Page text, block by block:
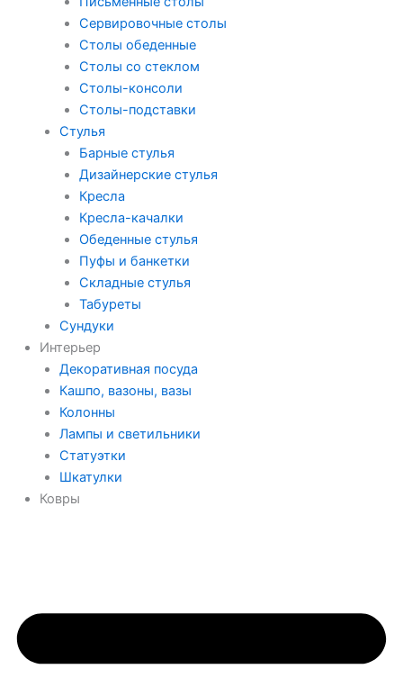
Сервировочные столы
Столы обеденные
Столы со стеклом
Столы-консоли
Столы-подставки
Стулья
Барные стулья
Дизайнерские стулья
Кресла
Кресла-качалки
Обеденные стулья
Пуфы и банкетки
Складные стулья
Табуреты
Сундуки
Интерьер
Декоративная посуда
Кашпо, вазоны, вазы
Колонны
Лампы и светильники
Статуэтки
Шкатулки
Ковры